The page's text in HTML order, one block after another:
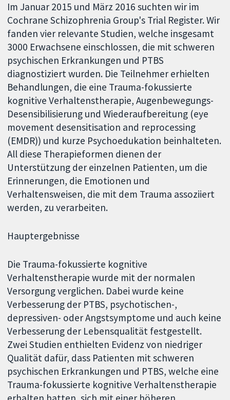
Im Januar 2015 und März 2016 suchten wir im
Cochrane Schizophrenia Group's Trial Register. Wir
fanden vier relevante Studien, welche insgesamt
3000 Erwachsene einschlossen, die mit schweren
psychischen Erkrankungen und PTBS
diagnostiziert wurden. Die Teilnehmer erhielten
Behandlungen, die eine Trauma-fokussierte
kognitive Verhaltenstherapie, Augenbewegungs-
Desensibilisierung und Wiederaufbereitung (eye
movement desensitisation and reprocessing
(EMDR)) und kurze Psychoedukation beinhalteten.
All diese Therapieformen dienen der
Unterstützung der einzelnen Patienten, um die
Erinnerungen, die Emotionen und
Verhaltensweisen, die mit dem Trauma assoziiert
werden, zu verarbeiten.
Hauptergebnisse
Die Trauma-fokussierte kognitive
Verhaltenstherapie wurde mit der normalen
Versorgung verglichen. Dabei wurde keine
Verbesserung der PTBS, psychotischen-,
depressiven- oder Angstsymptome und auch keine
Verbesserung der Lebensqualität festgestellt.
Zwei Studien enthielten Evidenz von niedriger
Qualität dafür, dass Patienten mit schweren
psychischen Erkrankungen und PTBS, welche eine
Trauma-fokussierte kognitive Verhaltenstherapie